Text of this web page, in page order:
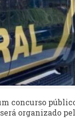
concurso
organizado